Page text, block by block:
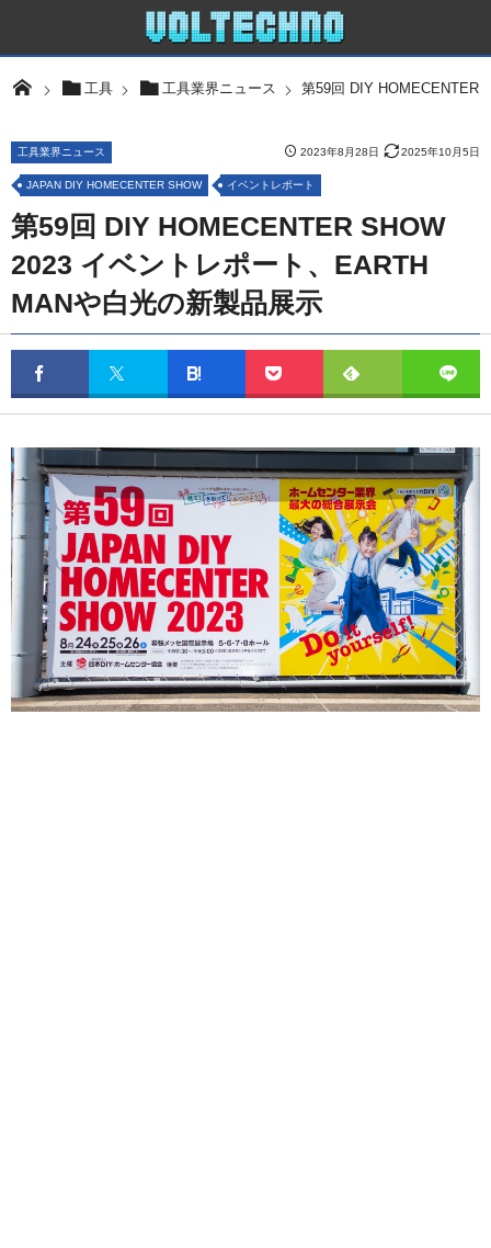
工具 工具業界ニュース 第59回 DIY HOMECENTER
2023年8月28日 2025年10月5日
工具業界ニュース
JAPAN DIY HOMECENTER SHOW イベントレポート
第59回 DIY HOMECENTER SHOW
2023 イベントレポート、EARTH
MANや白光の新製品展示